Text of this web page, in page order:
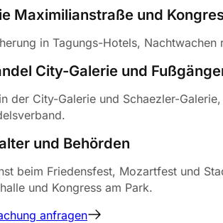
Maximilianstraße und
in Tagungs-Hotels,
City-Galerie und
der City-Galerie und Schaezler-
und Behörden
beim Friedensfest, Mozartfest und
und Kongress am Park.
anfragen